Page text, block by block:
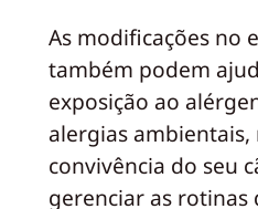
As modificações no
também podem
exposição ao
alergias
convivência do seu
gerenciar as